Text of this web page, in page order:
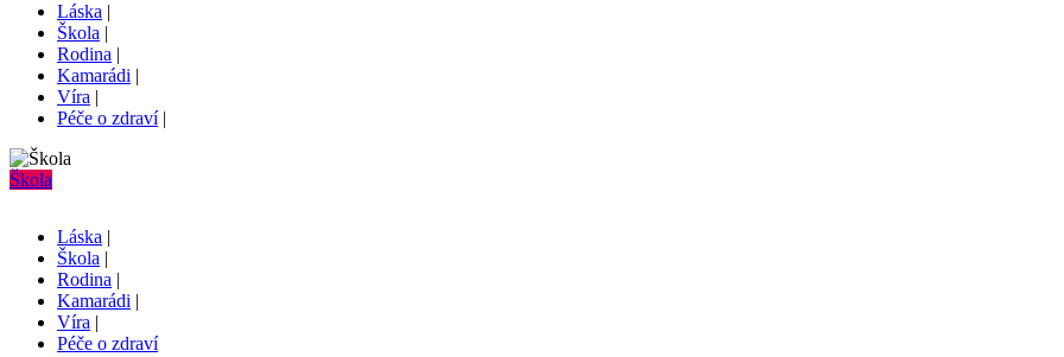
Láska |
Škola |
Rodina |
Kamarádi |
Víra |
Péče o zdraví|
Škola
Láska |
Škola |
Rodina |
Kamarádi |
Víra |
Péče o zdraví